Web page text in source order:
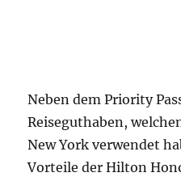
Neben dem Priority
Reiseguthaben,
New York verwendet
Vorteile der Hilton